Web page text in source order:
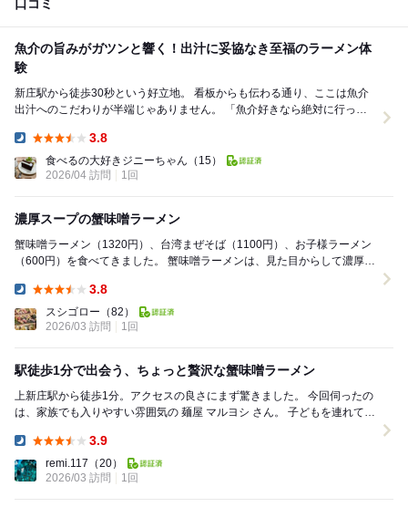
口コミ
魚介の旨みがガツンと響く！出汁に妥協なき至福のラーメン体
験
新庄駅から徒歩30秒という好立地。 看板からも伝わる通り、ここは魚介
出汁へのこだわりが半端じゃありません。 「魚介好きなら絶対に行って
3.8
食べるの大好きジニーちゃん （15）
2026/04 訪問
1回
濃厚スープの蟹味噌ラーメン
蟹味噌ラーメン（1320円）、台湾まぜそば（1100円）、お子様ラーメン
（600円）を食べてきました。 蟹味噌ラーメンは、見た目からして濃厚さ
3.8
スシゴロー （82）
2026/03 訪問
1回
駅徒歩1分で出会う、ちょっと贅沢な蟹味噌ラーメン
上新庄駅から徒歩1分。アクセスの良さにまず驚きました。 今回伺ったの
は、家族でも入りやすい雰囲気の 麺屋 マルヨシ さん。 子どもを連れての
3.9
remi.117 （20）
2026/03 訪問
1回